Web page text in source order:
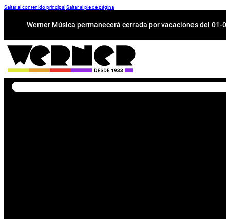
Saltar al contenido principal Saltar al pie de página
Werner Música permanecerá cerrada por vacaciones del 01-
Buscar